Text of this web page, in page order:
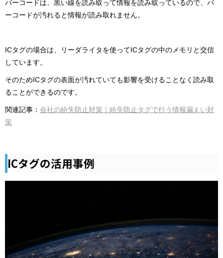
バーコードは、黒い線を読み取って情報を読み取っているので、バ
ーコードが汚れると情報が読み取れません。
ICタグの場合は、リーダライタを使ってICタグの中のメモリと交信
しています。
そのためICタグの表面が汚れていても影響を受けることなく読み取
ることができるのです。
関連記事： 会社の紛失防止対策｜紛失防止タグで行う情報漏えい対
策
ICタグの活用事例